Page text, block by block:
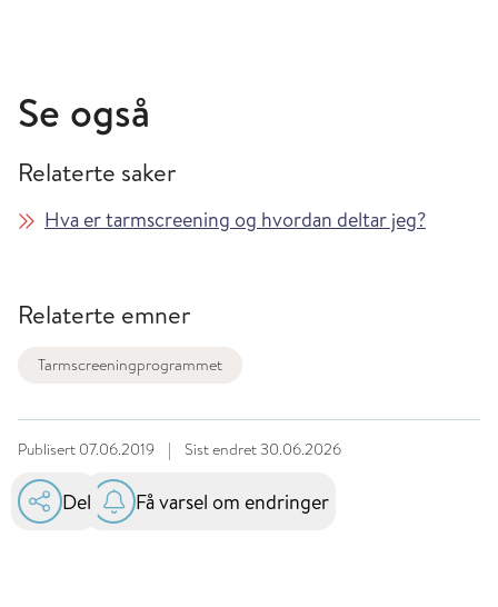
Se også
Relaterte saker
Hva er tarmscreening og hvordan deltar jeg?
Relaterte emner
Tarmscreeningprogrammet
Publisert 07.06.2019 | Sist endret 30.06.2026
Del Få varsel om endringer